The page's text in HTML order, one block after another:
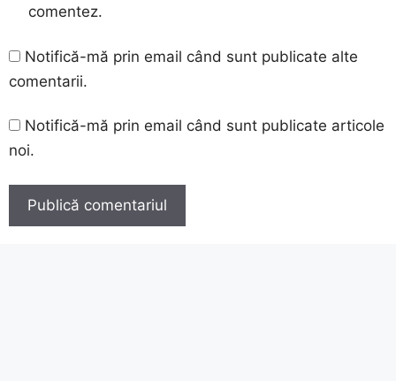
comentez.
Notifică-mă prin email când sunt publicate alte
comentarii.
Notifică-mă prin email când sunt publicate articole
noi.